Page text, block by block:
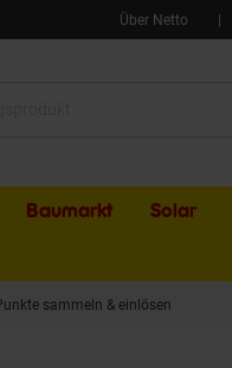
Über Netto
Baumarkt Solar
sammeln & einlösen